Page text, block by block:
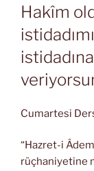
Hakîm
Cumartesi
“Hazret-i
rüçhaniyetine